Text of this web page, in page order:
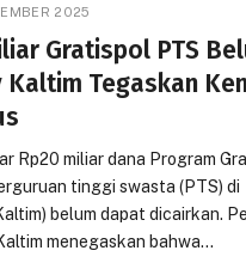
2025
Gratispol PTS
Kaltim Tegaskan
Rp20 miliar dana Program
tinggi swasta (PTS) di
belum dapat dicairkan.
menegaskan bahwa…